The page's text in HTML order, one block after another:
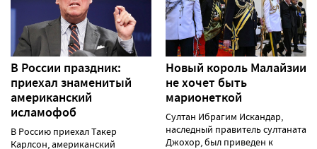
В России праздник:
приехал знаменитый
американский
исламофоб
В Россию приехал Такер
Карлсон, американский
Новый король Малайзии
не хочет быть
марионеткой
Султан Ибрагим Искандар,
наследный правитель султаната
Джохор, был приведен к